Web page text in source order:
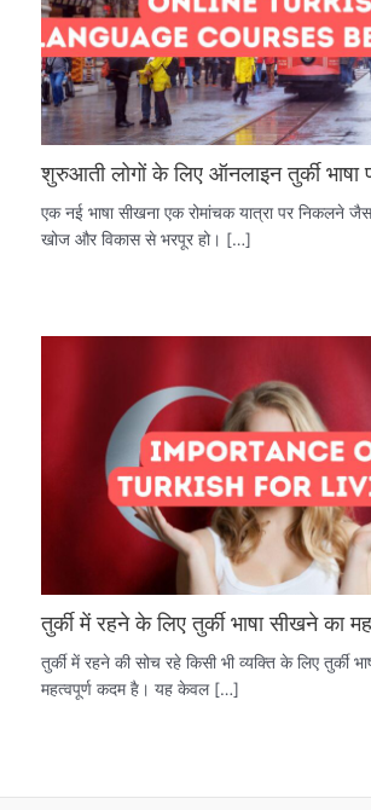
शुरुआती लोगों के लिए ऑनलाइन तुर्की भाषा
एक नई भाषा सीखना एक रोमांचक यात्रा पर निकलने
खोज और विकास से भरपूर हो। […]
तुर्की में रहने के लिए तुर्की भाषा सीखने का
तुर्की में रहने की सोच रहे किसी भी व्यक्ति के लिए तुर्की
महत्वपूर्ण कदम है। यह केवल […]